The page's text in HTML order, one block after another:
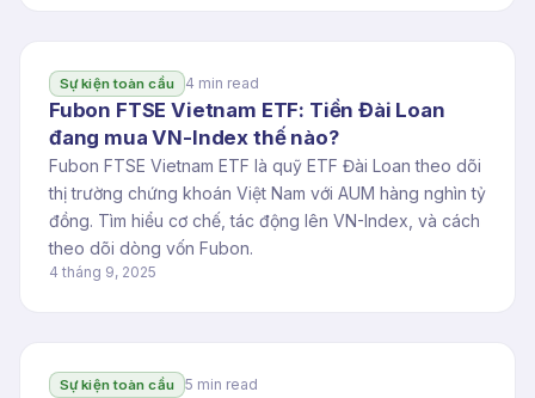
Sự kiện toàn cầu 4 min read
Fubon FTSE Vietnam ETF: Tiền Đài Loan
đang mua VN-Index thế nào?
Fubon FTSE Vietnam ETF là quỹ ETF Đài Loan theo dõi
thị trường chứng khoán Việt Nam với AUM hàng nghìn tỷ
đồng. Tìm hiểu cơ chế, tác động lên VN-Index, và cách
theo dõi dòng vốn Fubon.
4 tháng 9, 2025
Sự kiện toàn cầu 5 min read